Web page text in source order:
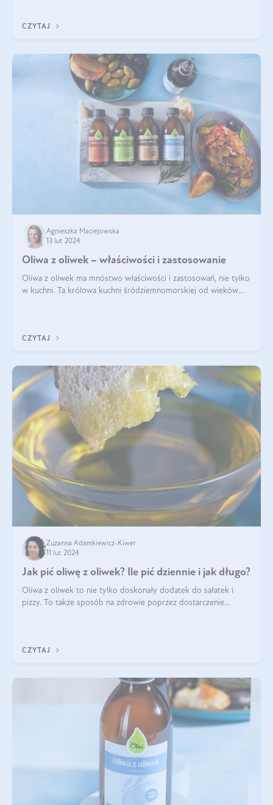
CZYTAJ
Agnieszka Maciejowska
13 lut 2024
Oliwa z oliwek – właściwości i zastosowanie
Oliwa z oliwek ma mnóstwo właściwości i zastosowań, nie tylko
w kuchni. Ta królowa kuchni śródziemnomorskiej od wieków
CZYTAJ
Zuzanna Adamkiewicz-Kiwer
11 lut 2024
Jak pić oliwę z oliwek? Ile pić dziennie i jak długo?
Oliwa z oliwek to nie tylko doskonały dodatek do sałatek i
pizzy. To także sposób na zdrowie poprzez dostarczenie
CZYTAJ